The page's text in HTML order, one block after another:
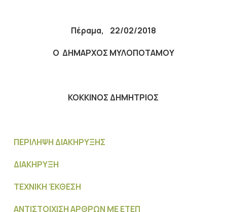
Πέραμα,
22/02/2018
Ο ΔΗΜΑΡΧΟΣ ΜΥΛΟΠΟΤΑΜΟΥ
ΚΟΚΚΙΝΟΣ ΔΗΜΗΤΡΙΟΣ
ΠΕΡΙΛΗΨΗ ΔΙΑΚΗΡΥΞΗΣ
ΔΙΑΚΗΡΥΞΗ
ΤΕΧΝΙΚΗ ΈΚΘΕΣΗ
ΑΝΤΙΣΤΟΙΧΙΣΗ ΑΡΘΡΩΝ ΜΕ ΕΤΕΠ